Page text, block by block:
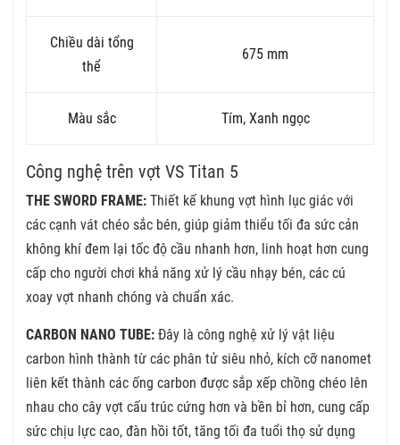
Chiều dài tổng
thể
675 mm
Màu sắc Tím, Xanh ngọc
Công nghệ trên vợt VS Titan 5
THE SWORD FRAME: Thiết kế khung vợt hình lục giác với
các cạnh vát chéo sắc bén, giúp giảm thiểu tối đa sức cản
không khí đem lại tốc độ cầu nhanh hơn, linh hoạt hơn cung
cấp cho người chơi khả năng xử lý cầu nhạy bén, các cú
xoay vợt nhanh chóng và chuẩn xác.
CARBON NANO TUBE: Đây là công nghệ xử lý vật liệu
carbon hình thành từ các phân tử siêu nhỏ, kích cỡ nanomet
liên kết thành các ống carbon được sắp xếp chồng chéo lên
nhau cho cây vợt cấu trúc cứng hơn và bền bỉ hơn, cung cấp
sức chịu lực cao, đàn hồi tốt, tăng tối đa tuổi thọ sử dụng